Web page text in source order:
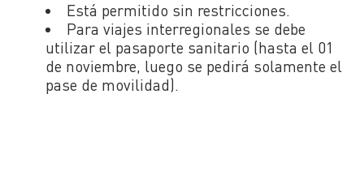
Está permitido sin restricciones.
Para viajes interregionales se debe
utilizar el pasaporte sanitario (hasta el 01
de noviembre, luego se pedirá solamente el
pase de movilidad).